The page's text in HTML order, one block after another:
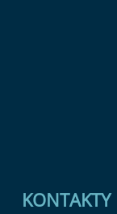
KONTAKTY